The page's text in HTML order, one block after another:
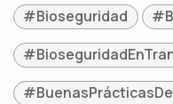
#Bioseguridad